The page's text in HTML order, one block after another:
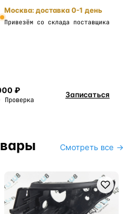
Москва: доставка 0-1 день
Привезём со склада поставщика
₽
Проверка
Записаться
Смотреть все →